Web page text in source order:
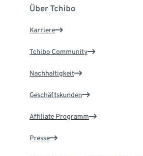
Über Tchibo
Karriere
Tchibo Community
Nachhaltigkeit
Geschäftskunden
Affiliate Programm
Presse